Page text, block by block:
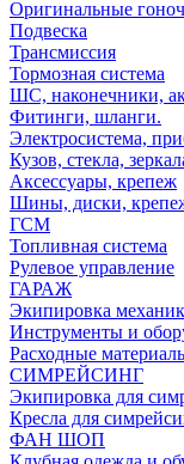
Оригинальные
Подвеска
Трансмиссия
Тормозная система
ШС, наконечники,
Фитинги, шланги.
Электросистема,
Кузов, стекла,
Аксессуары, крепеж
Шины, диски,
ГСМ
Топливная система
Рулевое управление
ГАРАЖ
Экипировка
Инструменты и
Расходные
СИМРЕЙСИНГ
Экипировка для
Кресла для
ФАН ШОП